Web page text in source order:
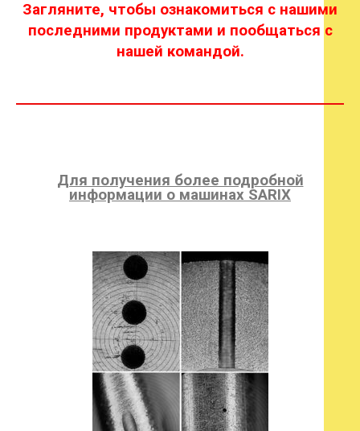
Загляните, чтобы ознакомиться с нашими
последними продуктами и пообщаться с
нашей командой.
Для получения более подробной
информации о машинах SARIX